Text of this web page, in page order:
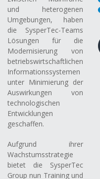
und heterogenen
Umgebungen, haben
die SysperTec-Teams
Lösungen für die
Modernisierung von
betriebswirtschaftlichen
Informationssystemen
unter Minimierung der
Auswirkungen von
technologischen
Entwicklungen
geschaffen.
Aufgrund ihrer
Wachstumsstrategie
bietet die SysperTec
Group nun Training und